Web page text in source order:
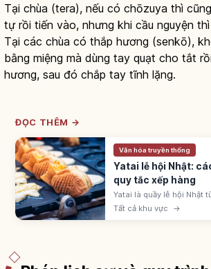
Tại chùa (tera), nếu có chōzuya thì
tự rồi tiến vào, nhưng khi cầu nguyện
Tại các chùa có thắp hương (senkō),
bằng miệng mà dùng tay quạt cho tắt
hương, sau đó chắp tay tĩnh lặng.
ĐỌC THÊM →
Văn hóa truyền thống
Yatai lễ hội Nhật:
quy tắc xếp hàng
Yatai là quầy lễ hội Nhật
ringo-ame, yakisoba,
300-500 yên; xếp hàng
Tất cả khu vực →